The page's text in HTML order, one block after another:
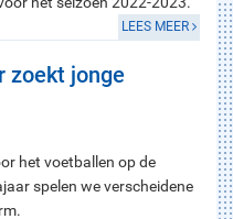
LEES MEER
zoekt jonge
het voetballen op de
spelen we verscheidene